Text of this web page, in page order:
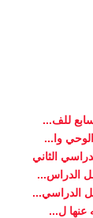
للف...
الثاني
الدراس...
الدراسي...
عنها ل...